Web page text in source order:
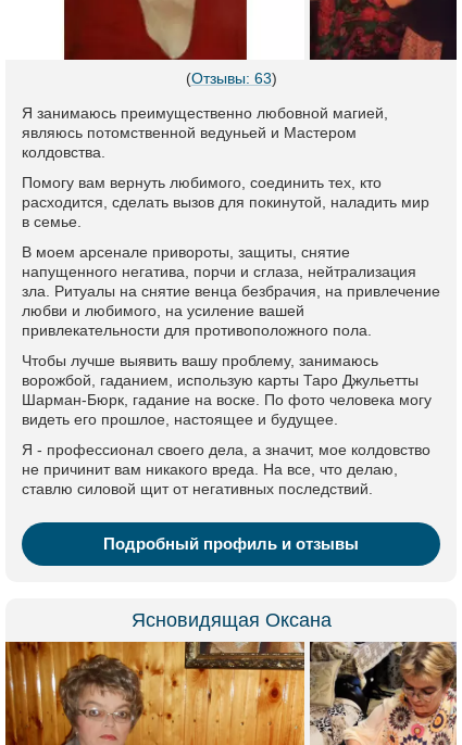
(Отзывы: 63)
Я занимаюсь преимущественно любовной магией,
являюсь потомственной ведуньей и Мастером
колдовства.
Помогу вам вернуть любимого, соединить тех, кто
расходится, сделать вызов для покинутой, наладить мир
в семье.
В моем арсенале привороты, защиты, снятие
напущенного негатива, порчи и сглаза, нейтрализация
зла. Ритуалы на снятие венца безбрачия, на привлечение
любви и любимого, на усиление вашей
привлекательности для противоположного пола.
Чтобы лучше выявить вашу проблему, занимаюсь
ворожбой, гаданием, использую карты Таро Джульетты
Шарман-Бюрк, гадание на воске. По фото человека могу
видеть его прошлое, настоящее и будущее.
Я - профессионал своего дела, а значит, мое колдовство
не причинит вам никакого вреда. На все, что делаю,
ставлю силовой щит от негативных последствий.
Подробный профиль и отзывы
Ясновидящая Оксана